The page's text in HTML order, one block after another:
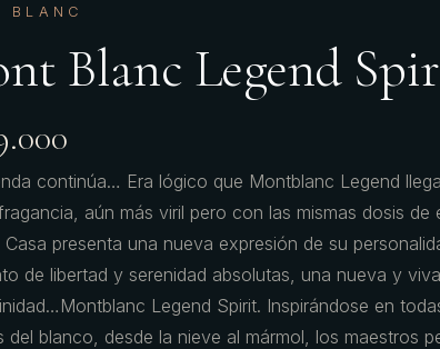
BLANC
Blanc Legend
continúa… Era lógico que Montblanc Legend
aún más viril pero con las mismas dosis de
Casa presenta una nueva expresión de su
de libertad y serenidad absolutas, una nueva y
Legend Spirit. Inspirándose en
del blanco, desde la nieve al mármol, los maestros